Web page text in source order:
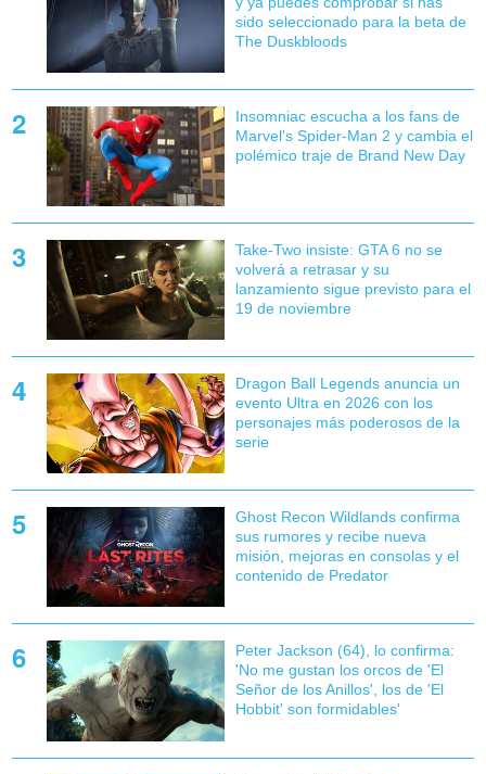
sido seleccionado para la beta de
The Duskbloods
Insomniac escucha a los fans de
Marvel's Spider-Man 2 y cambia el
polémico traje de Brand New Day
Take-Two insiste: GTA 6 no se
volverá a retrasar y su
lanzamiento sigue previsto para el
19 de noviembre
Dragon Ball Legends anuncia un
evento Ultra en 2026 con los
personajes más poderosos de la
serie
Ghost Recon Wildlands confirma
sus rumores y recibe nueva
misión, mejoras en consolas y el
contenido de Predator
Peter Jackson (64), lo confirma:
'No me gustan los orcos de 'El
Señor de los Anillos', los de 'El
Hobbit' son formidables'